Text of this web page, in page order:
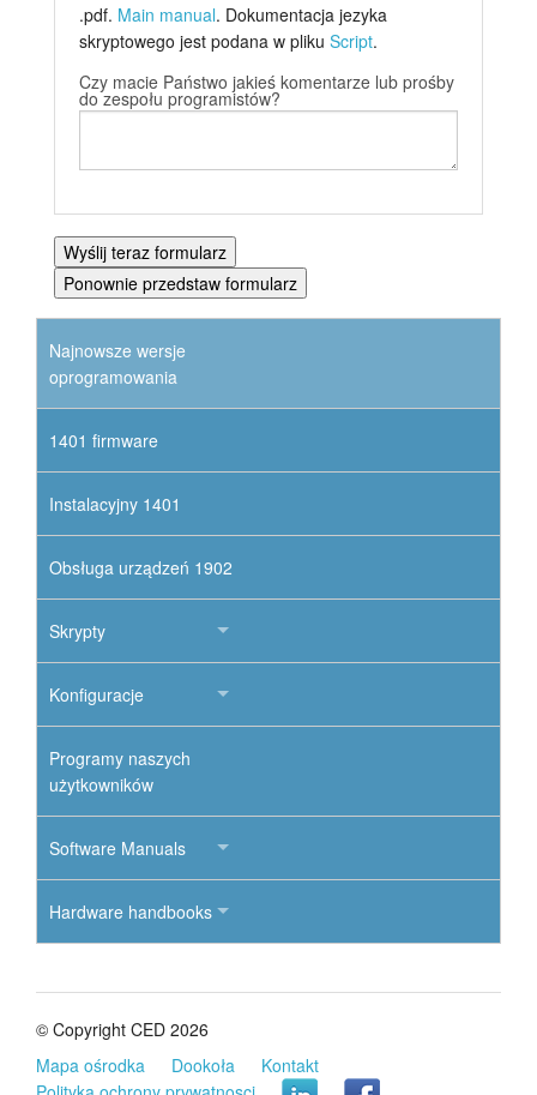
.pdf. Main manual. Dokumentacja jezyka
skryptowego jest podana w pliku Script.
Czy macie Państwo jakieś komentarze lub prośby
do zespołu programistów?
Najnowsze wersje
oprogramowania
1401 firmware
Instalacyjny 1401
Obsługa urządzeń 1902
Skrypty
Konfiguracje
Programy naszych
użytkowników
Software Manuals
Hardware handbooks
© Copyright CED 2026
Mapa ośrodka
Dookoła
Kontakt